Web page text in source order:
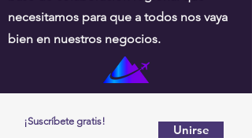
necesitamos para que a todos nos vaya
bien en nuestros negocios.
¡Suscríbete gratis!
Unirse